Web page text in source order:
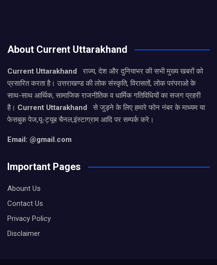
About Current Uttarakhand
Current Uttarakhand
राज्य, देश और दुनियाभर की सभी मुख्य खबरों को
प्रसारित करता है। उत्तराखण्ड की लोक संस्कृति, विरासतों, लोक परंपराओ के
साथ-साथ आर्थिक, सामाजिक राजनीतिक व धार्मिक गतिविधियों का सजग प्रहरी
है। Current Uttarakhand
से जुड़ने के लिए हमारे फोन नंबर के माध्यम या
फेसबुक पेज,यू-ट्यूब चैनल,इंस्टाग्राम आदि पर सम्पर्क करे।
Email: @gmail.com
Important Pages
Abount Us
Contact Us
Privacy Policy
Disclaimer